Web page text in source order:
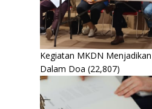
Kegiatan MKDN
Dalam Doa (22,807)